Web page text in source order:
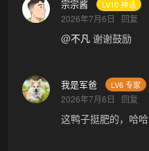
宗宗酱 LV10 神话
2026年7月6日 回复
@不凡 谢谢鼓励
我是军爸 LV6 专家
2026年7月6日 回复
这鸭子挺肥的，哈哈